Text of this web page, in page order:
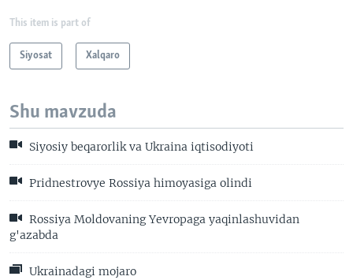
This item is part of
Siyosat Xalqaro
Shu mavzuda
Siyosiy beqarorlik va Ukraina iqtisodiyoti
Pridnestrovye Rossiya himoyasiga olindi
Rossiya Moldovaning Yevropaga yaqinlashuvidan
g'azabda
Ukrainadagi mojaro